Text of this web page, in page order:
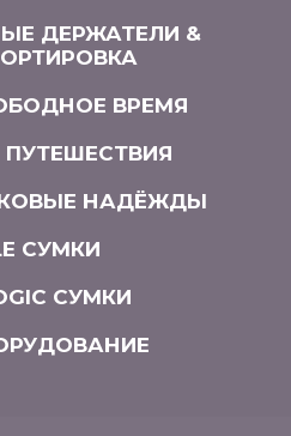
ДЕРЖАТЕЛИ &
ВРЕМЯ
ПУТЕШЕСТВИЯ
НАДЁЖДЫ
СУМКИ
СУМКИ